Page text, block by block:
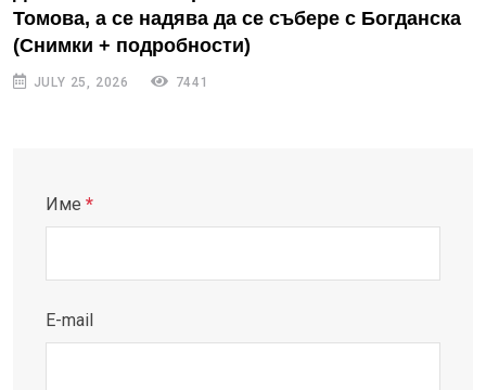
Томова, а се надява да се събере с Богданска
(Снимки + подробности)
JULY 25, 2026 7441
Име *
E-mail